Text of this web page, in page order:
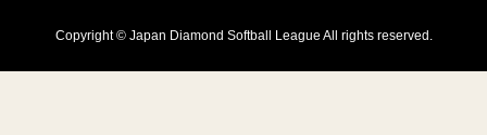
Copyright © Japan Diamond Softball League All rights reserved.